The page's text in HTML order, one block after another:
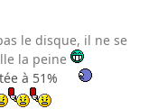
le disque, il ne se
la peine
à 51%